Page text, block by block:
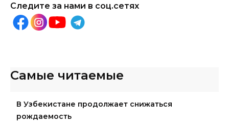
Следите за нами в соц.сетях
Самые читаемые
В Узбекистане продолжает снижаться
рождаемость